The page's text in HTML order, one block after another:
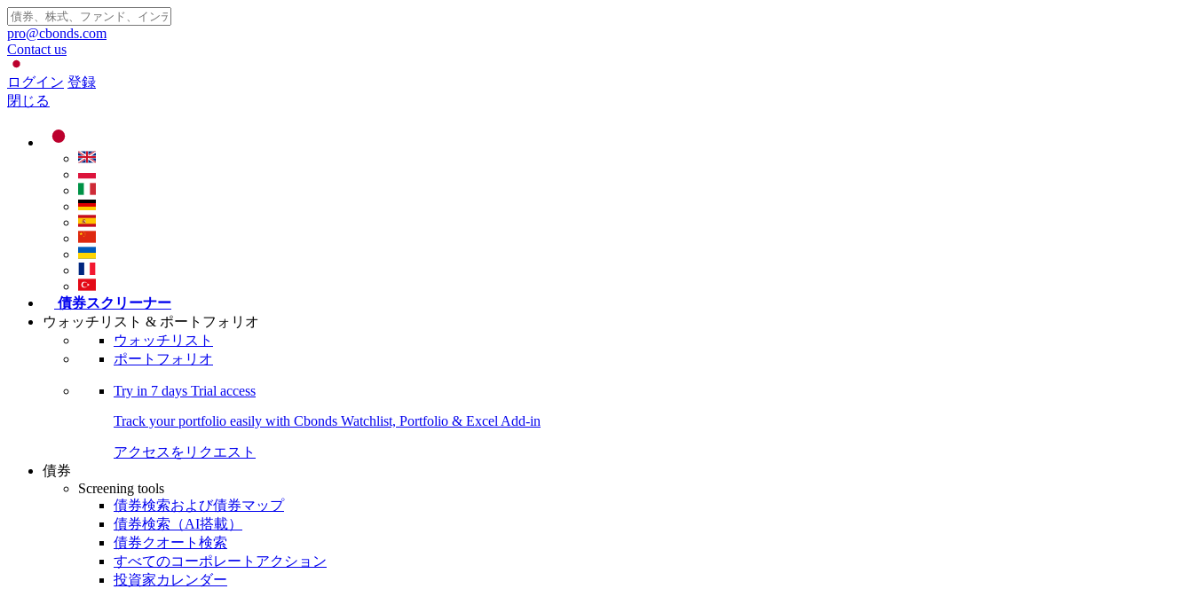
pro@cbonds.com
Contact us
ログイン 登録
閉じる
債券スクリーナー
ウォッチリスト & ポートフォリオ
ウォッチリスト
ポートフォリオ
Try in 7 days Trial access
Track your portfolio easily with Cbonds Watchlist, Portfolio & Excel Add-in
アクセスをリクエスト
債券
Screening tools
債券検索および債券マップ
債券検索（AI搭載）
債券クオート検索
すべてのコーポレートアクション
投資家カレンダー